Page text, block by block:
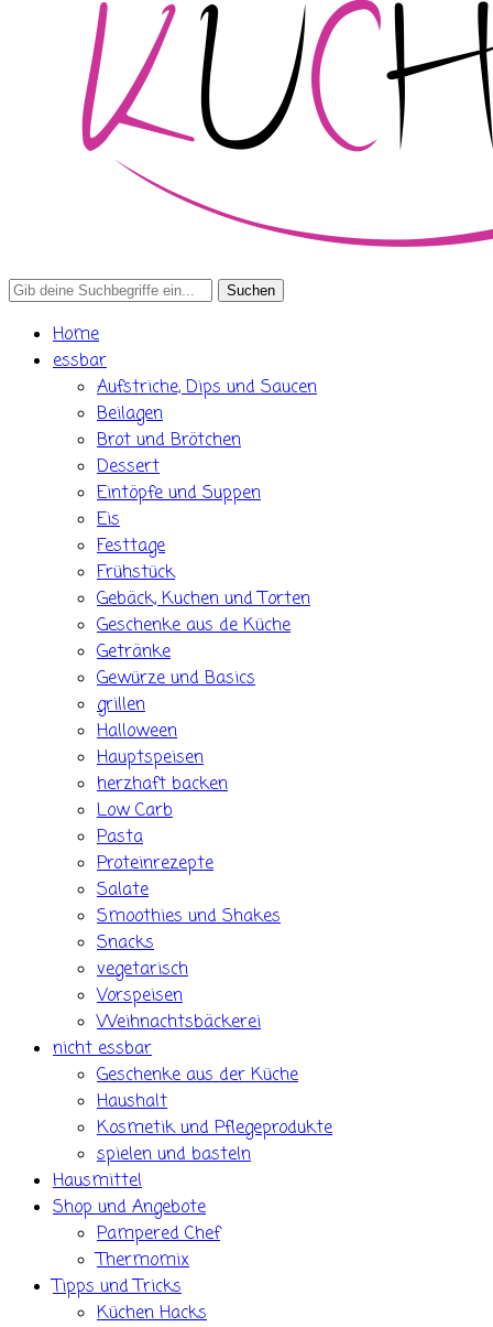
Search
Home
essbar
Aufstriche, Dips und Saucen
Beilagen
Brot und Brötchen
Dessert
Eintöpfe und Suppen
Eis
Festtage
Frühstück
Gebäck, Kuchen und Torten
Geschenke aus de Küche
Getränke
Gewürze und Basics
grillen
Halloween
Hauptspeisen
herzhaft backen
Low Carb
Pasta
Proteinrezepte
Salate
Smoothies und Shakes
Snacks
vegetarisch
Vorspeisen
Weihnachtsbäckerei
nicht essbar
Geschenke aus der Küche
Haushalt
Kosmetik und Pflegeprodukte
spielen und basteln
Hausmittel
Shop und Angebote
Pampered Chef
Thermomix
Tipps und Tricks
Küchen Hacks